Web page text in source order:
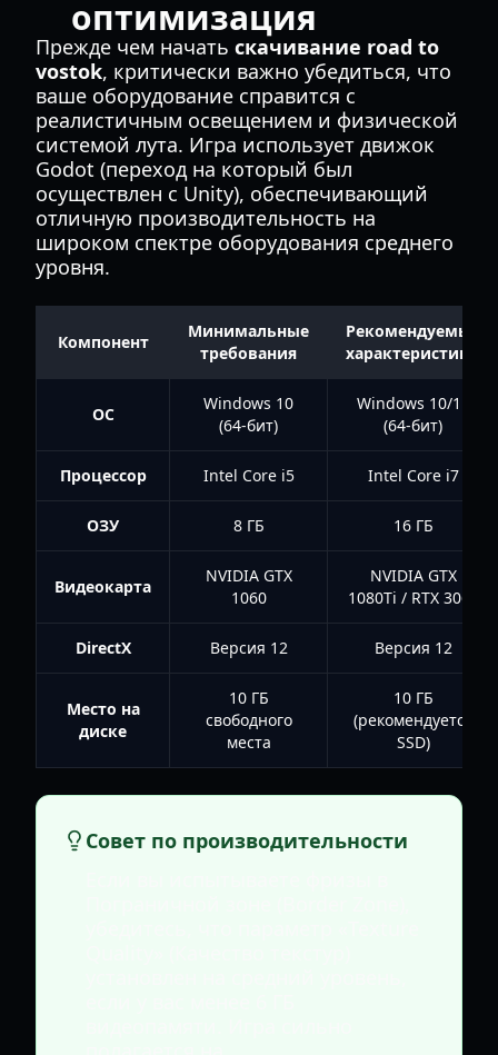
оптимизация
Прежде чем начать скачивание road to
vostok, критически важно убедиться, что
ваше оборудование справится с
реалистичным освещением и физической
системой лута. Игра использует движок
Godot (переход на который был
осуществлен с Unity), обеспечивающий
отличную производительность на
широком спектре оборудования среднего
уровня.
Компонент
Минимальные
требования
Рекомендуемые
характеристики
ОС
Windows 10
(64-бит)
Windows 10/11
(64-бит)
Процессор Intel Core i5 Intel Core i7
ОЗУ 8 ГБ 16 ГБ
Видеокарта
NVIDIA GTX
1060
NVIDIA GTX
1080Ti / RTX 3060
DirectX Версия 12 Версия 12
Место на
диске
10 ГБ
свободного
места
10 ГБ
(рекомендуется
SSD)
Совет по производительности